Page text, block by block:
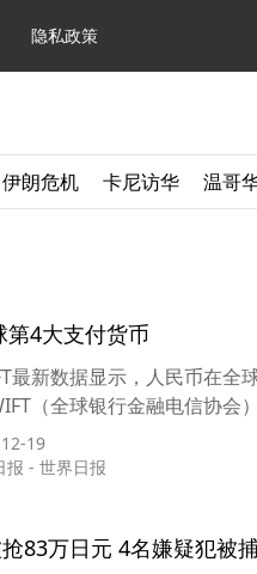
隐私政策
伊朗危机 卡尼访华 温哥
第4大支付货币
最新数据显示，人民币在全
（全球银行金融电信协
19
报 - 世界日报
83万日元 4名嫌疑犯被